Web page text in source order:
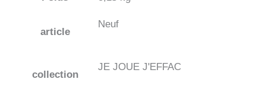
article
Neuf
collection
JE JOUE J'EFFAC